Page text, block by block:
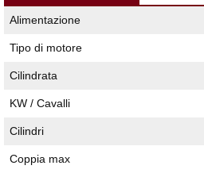
Alimentazione
Tipo di motore
Cilindrata
KW / Cavalli
Cilindri
Coppia max